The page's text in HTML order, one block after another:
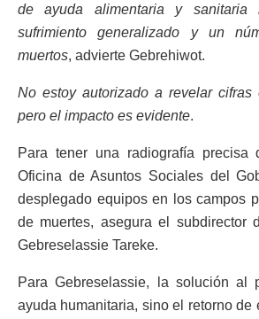
de ayuda alimentaria y sanitaria
sufrimiento generalizado y un
muertos, advierte Gebrehiwot.
No estoy autorizado a revelar cifras
pero el impacto es evidente.
Para tener una radiografía precisa
Oficina de Asuntos Sociales del
desplegado equipos en los campos
de muertes, asegura el subdirector
Gebreselassie Tareke.
Para Gebreselassie, la solución al
ayuda humanitaria, sino el retorno de